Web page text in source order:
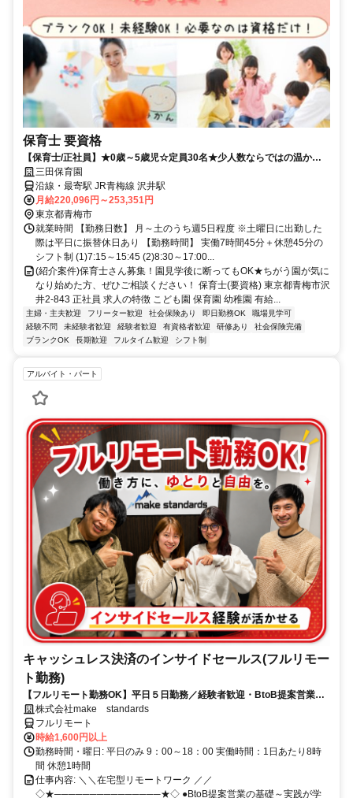
保育士 要資格
【保育士/正社員】★0歳～5歳児☆定員30名★少人数ならではの温かい
保育が可能◎当園ならではの魅力がたっぷり★年間休日125日♪お仕事が
プライベートを圧迫しません！！(三田保育園(認可))
三田保育園
沿線・最寄駅 JR青梅線 沢井駅
月給220,096円～253,351円
東京都青梅市
就業時間 【勤務日数】 月～土のうち週5日程度 ※土曜日に出勤した
際は平日に振替休日あり 【勤務時間】 実働7時間45分＋休憩45分の
シフト制 (1)7:15～15:45 (2)8:30～17:00...
(紹介案件)保育士さん募集！園見学後に断ってもOK★ちがう園が気に
なり始めた方、ぜひご相談ください！ 保育士(要資格) 東京都青梅市沢
井2-843 正社員 求人の特徴 こども園 保育園 幼稚園 有給...
主婦・主夫歓迎 フリーター歓迎 社会保険あり 即日勤務OK
職場見学可
経験不問
未経験者歓迎 経験者歓迎 有資格者歓迎 研修あり
社会保険完備
ブランクOK
長期歓迎 フルタイム歓迎 シフト制
アルバイト・パート
キャッシュレス決済のインサイドセールス(フルリモー
ト勤務)
【フルリモート勤務OK】平日５日勤務／経験者歓迎・BtoB提案営業で
スキルアップ
株式会社make standards
フルリモート
時給1,600円以上
勤務時間・曜日: 平日のみ 9：00～18：00 実働時間：1日あたり8時
間 休憩1時間
仕事内容: ＼＼在宅型リモートワーク ／／
◇★───────────────★◇ ●BtoB提案営業の基礎～実践が学